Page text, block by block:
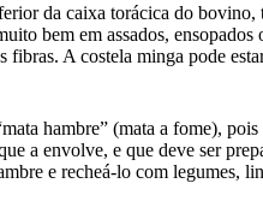
da caixa torácica do
bem em assados,
fibras. A costela minga pode
hambre” (mata a fome),
a envolve, e que deve ser
e recheá-lo com legumes,